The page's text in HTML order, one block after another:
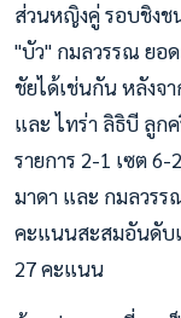
ส่วนหญิงคู่ รอบชิงช
"บัว" กมลวรรณ ยอด
ชัยได้เช่นกัน หลังจ
และ ไทร่า ลิธิบี ลูก
รายการ 2-1 เซต
มาดา และ กมลวร
คะแนนสะสมอันดับ
27 คะแนน